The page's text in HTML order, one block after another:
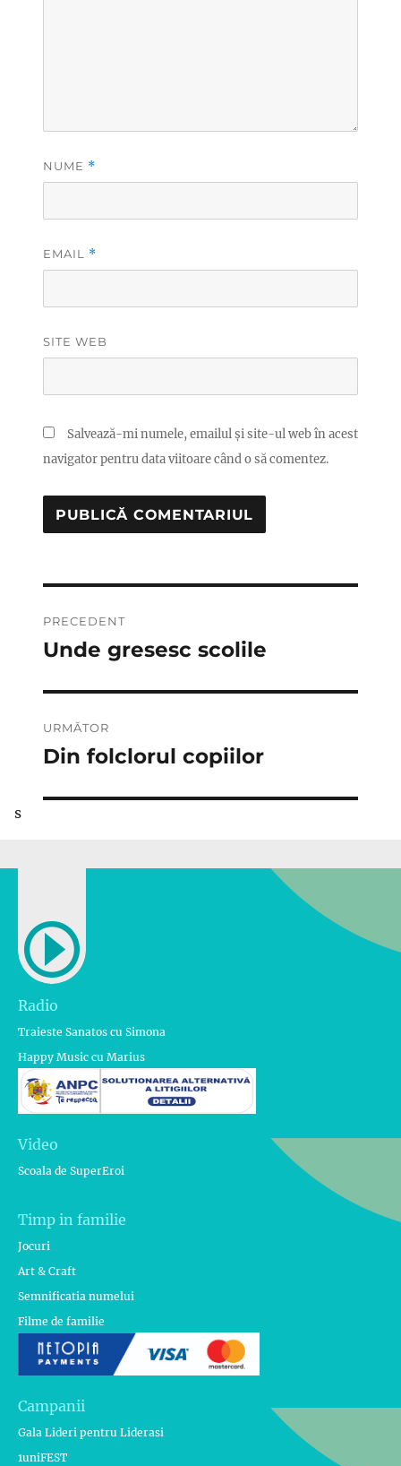
NUME *
EMAIL *
SITE WEB
Salvează-mi numele, emailul și site-ul web în acest
navigator pentru data viitoare când o să comentez.
în
PRECEDENT
Articolul
Unde gresesc scolile
URMĂTOR
Articolul
Din folclorul copiilor
s
Radio
Traieste Sanatos cu Simona
Happy Music cu Marius
Video
Scoala de SuperEroi
Timp in familie
Jocuri
Art & Craft
Semnificatia numelui
Filme de familie
Campanii
Gala Lideri pentru Liderasi
1uniFEST